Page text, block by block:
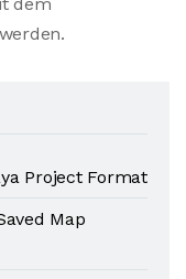
Project Format
Map